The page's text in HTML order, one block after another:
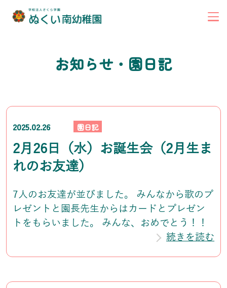
お知らせ・園日記
2025.02.26 園日記
2月26日（水）お誕生会（2月生ま
れのお友達）
7人のお友達が並びました。 みんなから歌のプ
レゼントと園長先生からはカードとプレゼン
トをもらいました。 みんな、おめでとう！！
続きを読む